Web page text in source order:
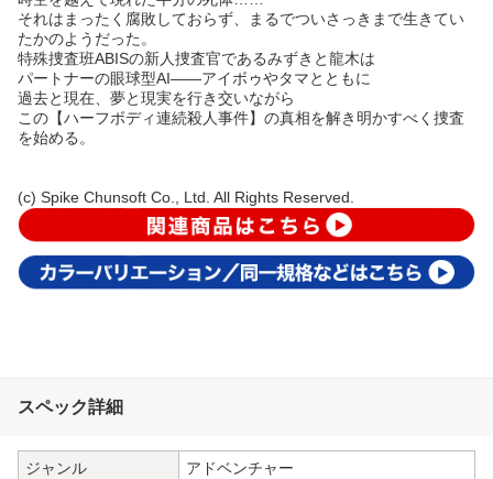
それはまったく腐敗しておらず、まるでついさっきまで生きてい
たかのようだった。
特殊捜査班ABISの新人捜査官であるみずきと龍木は
パートナーの眼球型AI——アイボゥやタマとともに
過去と現在、夢と現実を行き交いながら
この【ハーフボディ連続殺人事件】の真相を解き明かすべく捜査
を始める。
(c) Spike Chunsoft Co., Ltd. All Rights Reserved.
スペック詳細
ジャンル
アドベンチャー